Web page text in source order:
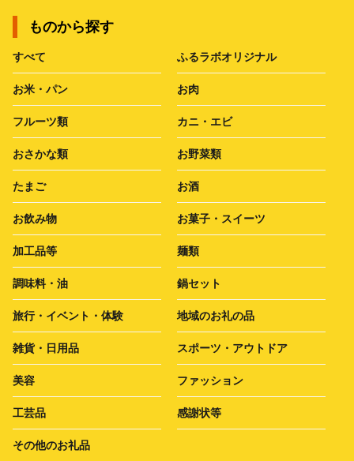
ものから探す
すべて ふるラボオリジナル
お米・パン お肉
フルーツ類 カニ・エビ
おさかな類 お野菜類
たまご お酒
お飲み物 お菓子・スイーツ
加工品等 麺類
調味料・油 鍋セット
旅行・イベント・体験 地域のお礼の品
雑貨・日用品 スポーツ・アウトドア
美容 ファッション
工芸品 感謝状等
その他のお礼品